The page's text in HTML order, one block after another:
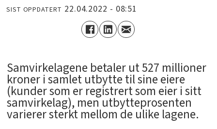
SIST OPPDATERT 22.04.2022 - 08:51
Samvirkelagene betaler ut 527 millioner
kroner i samlet utbytte til sine eiere
(kunder som er registrert som eier i sitt
samvirkelag), men utbytteprosenten
varierer sterkt mellom de ulike lagene.